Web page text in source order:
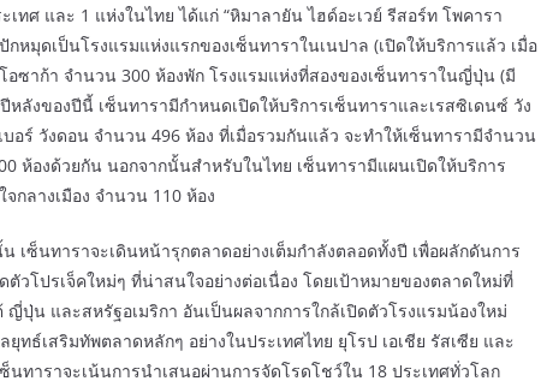
ทศ และ 1 แห่งในไทย ได้แก่ “หิมาลายัน ไฮด์อะเวย์ รีสอร์ท โพคารา
หมุดเป็นโรงแรมแห่งแรกของเซ็นทาราในเนปาล (เปิดให้บริการแล้ว เมื่อ
ซาก้า จำนวน 300 ห้องพัก โรงแรมแห่งที่สองของเซ็นทาราในญี่ปุ่น (มี
ลังของปีนี้ เซ็นทารามีกำหนดเปิดให้บริการเซ็นทาราและเรสซิเดนซ์ วัง
อร์ วังดอน จำนวน 496 ห้อง ที่เมื่อรวมกันแล้ว จะทำให้เซ็นทารามีจำนวน
ห้องด้วยกัน นอกจากนั้นสำหรับในไทย เซ็นทารามีแผนเปิดให้บริการ
กลางเมือง จำนวน 110 ห้อง
ซ็นทาราจะเดินหน้ารุกตลาดอย่างเต็มกำลังตลอดทั้งปี เพื่อผลักดันการ
ตัวโปรเจ็คใหม่ๆ ที่น่าสนใจอย่างต่อเนื่อง โดยเป้าหมายของตลาดใหม่ที่
ปุ่น และสหรัฐอเมริกา อันเป็นผลจากการใกล้เปิดตัวโรงแรมน้องใหม่
ธ์เสริมทัพตลาดหลักๆ อย่างในประเทศไทย ยุโรป เอเชีย รัสเซีย และ
าราจะเน้นการนำเสนอผ่านการจัดโรดโชว์ใน 18 ประเทศทั่วโลก